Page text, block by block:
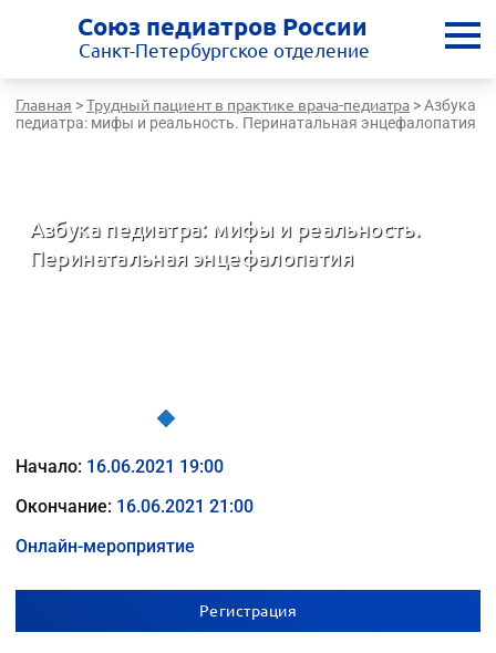
Союз педиатров России
Санкт-Петербургское отделение
Главная >Трудный пациент в практике врача-педиатра >Азбука
педиатра: мифы и реальность. Перинатальная энцефалопатия
Азбука педиатра: мифы и реальность.
Перинатальная энцефалопатия
Начало: 16.06.2021 19:00
Окончание: 16.06.2021 21:00
Онлайн-мероприятие
Регистрация